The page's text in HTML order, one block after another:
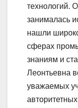
технологий.
занималась
нашли
сферах
знаниям и
Леонтьевна
уважаемых